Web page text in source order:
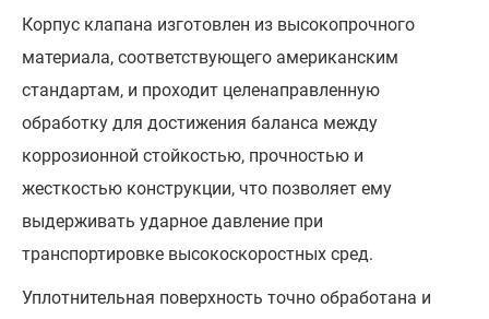
Корпус клапана изготовлен из высокопрочного
материала, соответствующего американским
стандартам, и проходит целенаправленную
обработку для достижения баланса между
коррозионной стойкостью, прочностью и
жесткостью конструкции, что позволяет ему
выдерживать ударное давление при
транспортировке высокоскоростных сред.
Уплотнительная поверхность точно обработана и